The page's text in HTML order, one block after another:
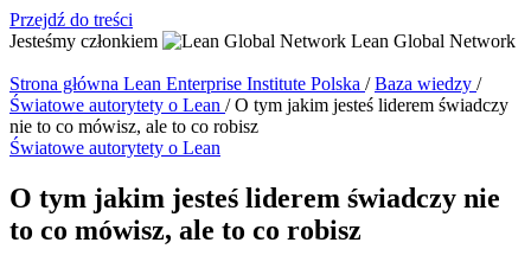
Przejdź do treści
Jesteśmy członkiem
Lean Global Network
Strona główna Lean Enterprise Institute Polska /Baza wiedzy /
Światowe autorytety o Lean /O tym jakim jesteś liderem świadczy
nie to co mówisz, ale to co robisz
Światowe autorytety o Lean
O tym jakim jesteś liderem świadczy nie
to co mówisz, ale to co robisz